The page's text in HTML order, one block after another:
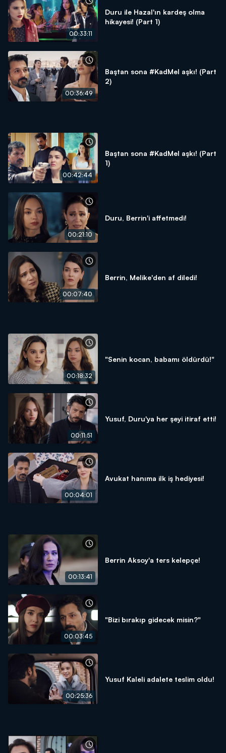
00:33:11
Duru ile Hazal'ın kardeş olma
hikayesi! (Part 1)
00:36:49
Baştan sona #KadMel aşkı! (Part
2)
00:42:44
Baştan sona #KadMel aşkı! (Part
1)
00:21:10
Duru, Berrin'i affetmedi!
00:07:40
Berrin, Melike'den af diledi!
00:18:32
"Senin kocan, babamı öldürdü!"
00:11:51
Yusuf, Duru'ya her şeyi itiraf etti!
00:04:01
Avukat hanıma ilk iş hediyesi!
00:13:41
Berrin Aksoy'a ters kelepçe!
00:03:45
"Bizi bırakıp gidecek misin?"
00:25:36
Yusuf Kaleli adalete teslim oldu!